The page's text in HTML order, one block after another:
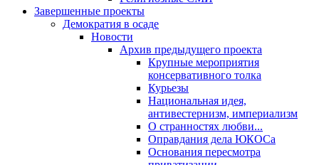
Завершенные проекты
Демократия в осаде
Новости
Архив предыдущего проекта
Крупные мероприятия
консервативного толка
Курьезы
Национальная идея,
антивестернизм, империализм
О странностях любви...
Оправдания дела ЮКОСа
Основания пересмотра